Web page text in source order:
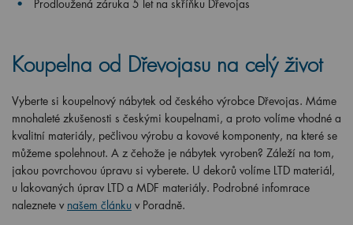
Prodloužená záruka 5 let na skříňku Dřevojas
Koupelna od Dřevojasu na celý život
Vyberte si koupelnový nábytek od českého výrobce Dřevojas. Máme
mnohaleté zkušenosti s českými koupelnami, a proto volíme vhodné a
kvalitní materiály, pečlivou výrobu a kovové komponenty, na které se
můžeme spolehnout. A z čehože je nábytek vyroben? Záleží na tom,
jakou povrchovou úpravu si vyberete. U dekorů volíme LTD materiál,
u lakovaných úprav LTD a MDF materiály. Podrobné infomrace
naleznete v našem článku v Poradně.